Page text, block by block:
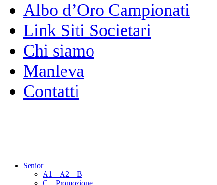
Albo d’Oro Campionati
Link Siti Societari
Chi siamo
Manleva
Contatti
Senior
A1 – A2 – B
C – Promozione